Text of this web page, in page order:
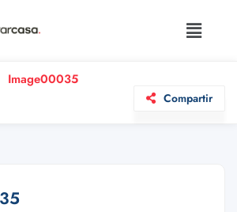
Image00035
Compartir